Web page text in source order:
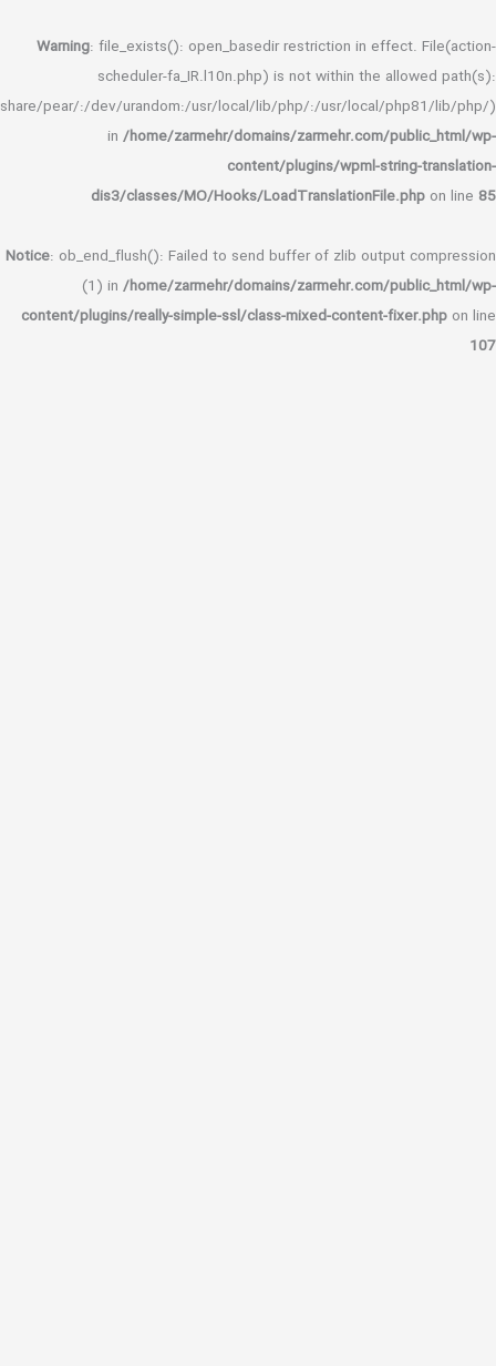
Warning:
(/home/zarmehr/:/tmp:/var/tmp:/opt/alt/php81/usr/share/pear/:/dev/
in/
dis3/
Notice :
(1) in/
content/plugins/